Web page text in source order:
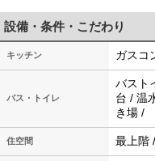
設備・条件・こだわり
キッチン ガスコ
バス・トイレ
バスト
台 / 温
き場 /
住空間 最上階